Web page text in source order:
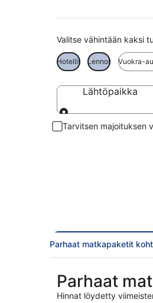
Valitse vähintään kaksi
Hotellit Lennot Vuokra-
Lähtöpaikka
Lähtöpaikka
Tarvitsen majoituksen
Parhaat matkapaketit
Parhaat
Hinnat löydetty